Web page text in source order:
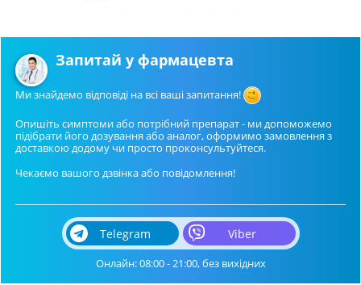
Запитай у фармацевта
Ми знайдемо відповіді на всі ваші запитання!
Опишіть симптоми або потрібний препарат - ми допоможемо
підібрати його дозування або аналог, оформимо замовлення з
доставкою додому чи просто проконсультуйтеся.
Чекаємо вашого дзвінка або повідомлення!
Telegram Viber
Онлайн: 08:00 - 21:00, без вихідних